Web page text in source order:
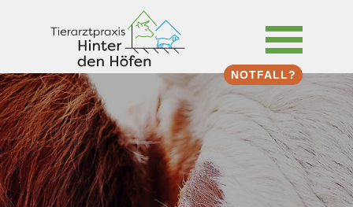
NOTFALL?